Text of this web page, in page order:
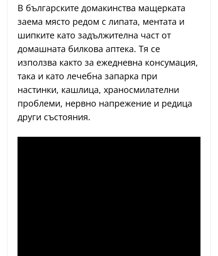
В българските домакинства мащерката
заема място редом с липата, ментата и
шипките като задължителна част от
домашната билкова аптека. Тя се
използва както за ежедневна консумация,
така и като лечебна запарка при
настинки, кашлица, храносмилателни
проблеми, нервно напрежение и редица
други състояния.